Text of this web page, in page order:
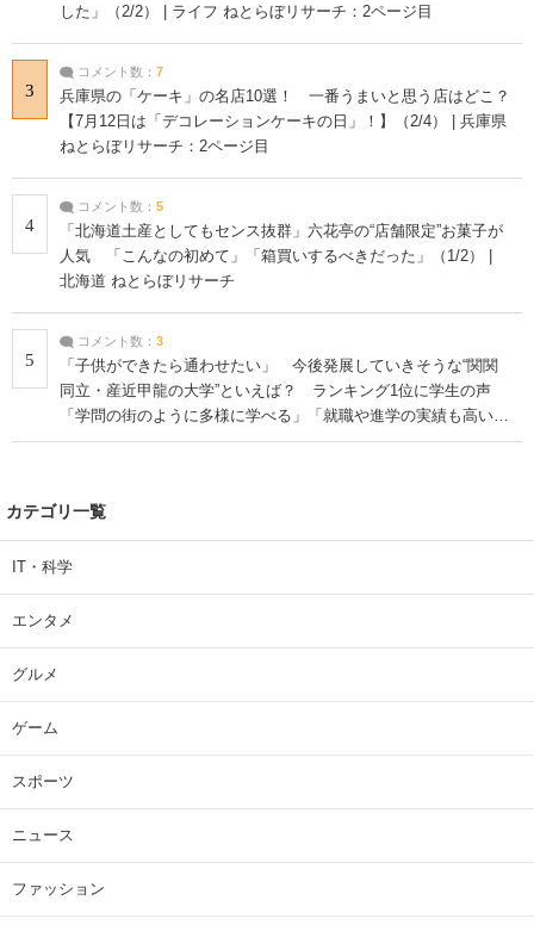
した」（2/2） | ライフ ねとらぼリサーチ：2ページ目
3
コメント数： 7
兵庫県の「ケーキ」の名店10選！ 一番うまいと思う店はどこ？
【7月12日は「デコレーションケーキの日」！】（2/4） | 兵庫県
ねとらぼリサーチ：2ページ目
4
コメント数： 5
「北海道土産としてもセンス抜群」六花亭の“店舗限定”お菓子が
人気 「こんなの初めて」「箱買いするべきだった」（1/2） |
北海道 ねとらぼリサーチ
5
コメント数： 3
「子供ができたら通わせたい」 今後発展していきそうな“関関
同立・産近甲龍の大学”といえば？ ランキング1位に学生の声
「学問の街のように多様に学べる」「就職や進学の実績も高い」
| 大学 ねとらぼリサーチ
カテゴリ一覧
IT・科学
エンタメ
グルメ
ゲーム
スポーツ
ニュース
ファッション